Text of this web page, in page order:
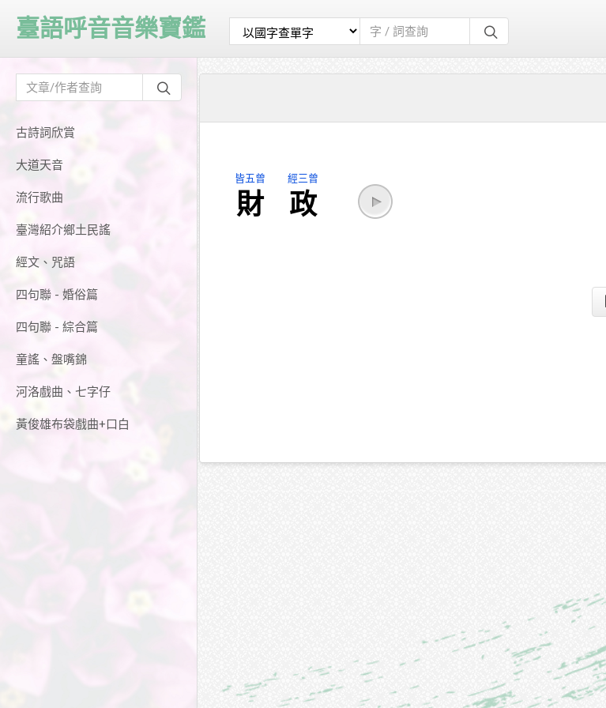
古詩詞欣賞
大道天音
流行歌曲
臺灣紹介鄉土民謠
經文、咒語
四句聯 - 婚俗篇
四句聯 - 綜合篇
童謠、盤嘴錦
河洛戲曲、七字仔
黃俊雄布袋戲曲+口白
臺語呼音音樂寶鑑
皆五曾
財
經三曾
政